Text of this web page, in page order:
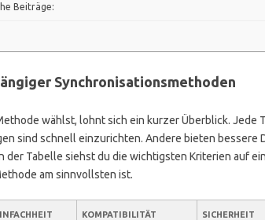
Beiträge:
Synchronisationsmethoden
wählst, lohnt sich ein kurzer Überblick. Jede
sind schnell einzurichten. Andere bieten bessere
der Tabelle siehst du die wichtigsten Kriterien auf
am sinnvollsten ist.
KOMPATIBILITÄT SICHERHEIT